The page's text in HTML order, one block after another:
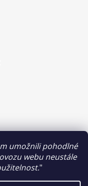
umožnili pohodlné
webu neustále
"